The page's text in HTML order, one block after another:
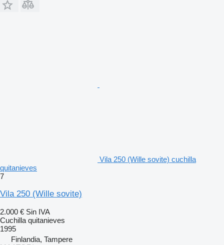
Vila 250 (Wille sovite) cuchilla
quitanieves
7
Vila 250 (Wille sovite)
2.000 € Sin IVA
Cuchilla quitanieves
1995
Finlandia, Tampere